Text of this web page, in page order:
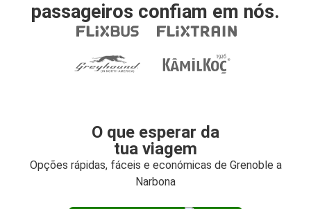
passageiros confiam em nós.
O que esperar da
tua viagem
Opções rápidas, fáceis e económicas de Grenoble a
Narbona